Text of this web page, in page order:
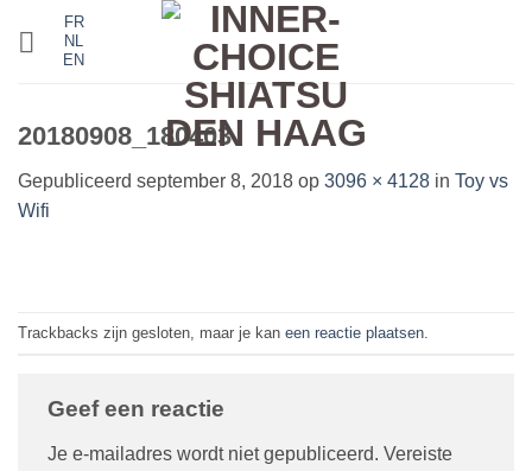
FR
NL
EN
20180908_180403
Gepubliceerd september 8, 2018 op 3096 × 4128 in Toy vs
Wifi
Trackbacks zijn gesloten, maar je kan een reactie plaatsen
Geef een reactie
Je e-mailadres wordt niet gepubliceerd. Vereiste